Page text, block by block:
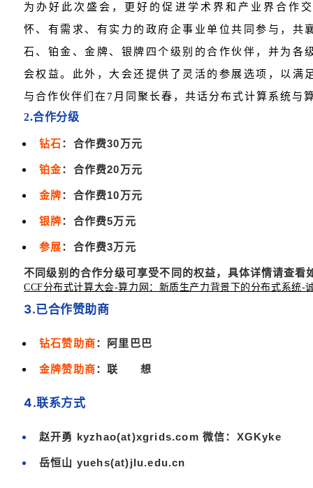
为办好此次盛会，更好的促进学术界和产业界合作
怀、有需求、有实力的政府企事业单位共同参与，共
石、铂金、金牌、银牌四个级别的合作伙伴，并为各
会权益。此外，大会还提供了灵活的参展选项，以满
与合作伙伴们在7月同聚长春，共话分布式计算系统与
2.合作分级
钻石：合作费30万元
铂金：合作费20万元
金牌：合作费10万元
银牌：合作费5万元
参展：合作费3万元
不同级别的合作分级可享受不同的权益， 具体详情请查看
CCF分布式计算大会-算力网：新质生产力背景下的分布式系统-
3.已合作赞助商
钻石赞助商：阿里巴巴
金牌赞助商：联 想
4.联系方式
赵开勇 kyzhao(at)xgrids.com 微信：XGKyke
岳恒山 yuehs(at)jlu.edu.cn